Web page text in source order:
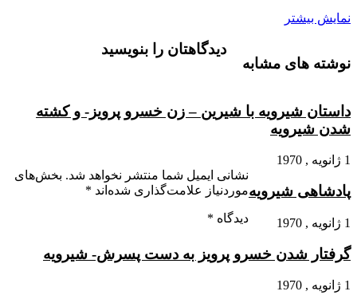
نمایش بیشتر
نوشته های مشابه
داستان شیرویه با شیرین – زن خسرو پرویز- و کشته
شدن شیرویه
1 ژانویه , 1970
پادشاهى شیرویه
1 ژانویه , 1970
گرفتار شدن خسرو پرویز به دست پسرش- شیرویه
1 ژانویه , 1970
دیدگاهتان را بنویسید
نشانی ایمیل شما منتشر نخواهد شد. بخش‌های
موردنیاز علامت‌گذاری شده‌اند *
دیدگاه *